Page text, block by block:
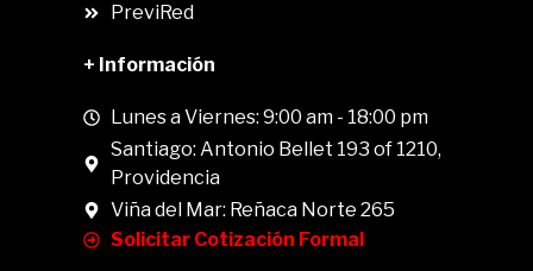
PreviRed
+ Información
Lunes a Viernes: 9:00 am - 18:00 pm
Santiago: Antonio Bellet 193 of 1210,
Providencia
Viña del Mar: Reñaca Norte 265
Solicitar Cotización Formal